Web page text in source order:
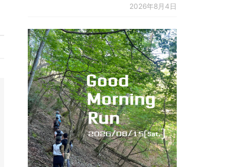
2026年8月4日